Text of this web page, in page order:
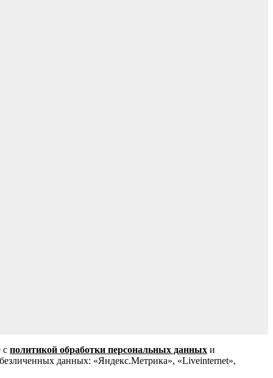
с политикой обработки персональных данных и
данных: «Яндекс.Метрика», «Liveinternet»,